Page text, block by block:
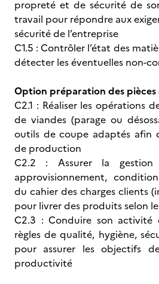
propreté et de sécurité de
travail pour répondre aux
sécurité de l’entreprise
C1.5 : Contrôler l’état des
détecter les éventuelles non-
Option préparation des pièces
C2.1 : Réaliser les opérations
de viandes (parage ou
outils de coupe adaptés afin
de production
C2.2 : Assurer la
approvisionnement,
du cahier des charges clients
pour livrer des produits selon
C2.3 : Conduire son activité
règles de qualité, hygiène,
pour assurer les objectifs
productivité